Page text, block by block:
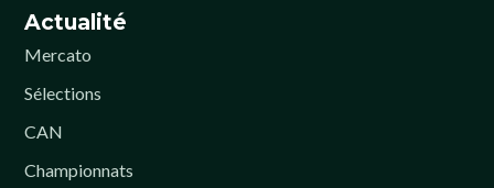
Actualité
Mercato
Sélections
CAN
Championnats